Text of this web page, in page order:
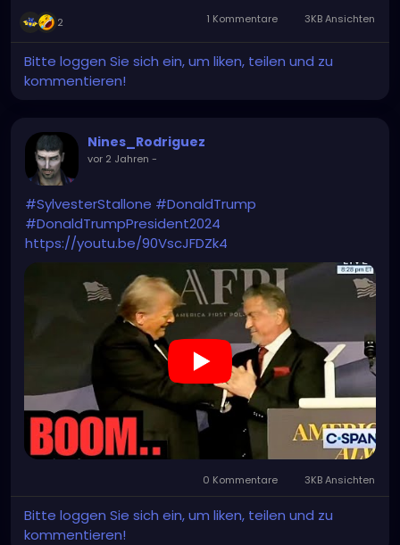
2 1 Kommentare 3KB Ansichten
Bitte loggen Sie sich ein, um liken, teilen und zu
kommentieren!
Nines_Rodriguez
vor 2 Jahren -
#SylvesterStallone #DonaldTrump
#DonaldTrumpPresident2024
https://youtu.be/90VscJFDZk4
0 Kommentare 3KB Ansichten
Bitte loggen Sie sich ein, um liken, teilen und zu
kommentieren!